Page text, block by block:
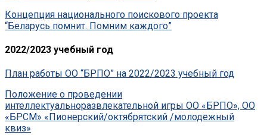
Концепция национального поискового проекта
“Беларусь помнит. Помним каждого”
2022/2023 учебный год
План работы ОО “БРПО” на 2022/2023 учебный год
Положение о проведении
интеллектуальноразвлекательной игры ОО «БРПО», ОО
«БРСМ» «Пионерский/октябрятский /молодежный
квиз»